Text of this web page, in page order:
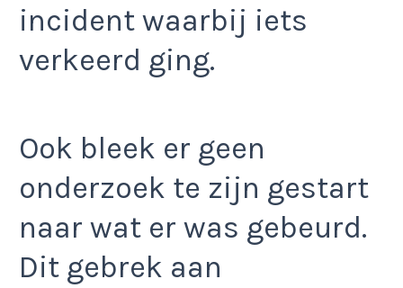
incident waarbij iets
verkeerd ging.
Ook bleek er geen
onderzoek te zijn gestart
naar wat er was gebeurd.
Dit gebrek aan